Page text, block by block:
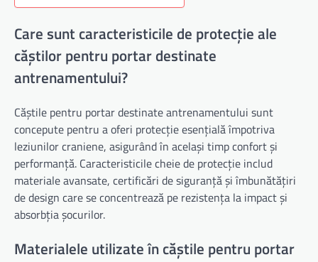
Care sunt caracteristicile de protecție ale
căștilor pentru portar destinate
antrenamentului?
Căștile pentru portar destinate antrenamentului sunt
concepute pentru a oferi protecție esențială împotriva
leziunilor craniene, asigurând în același timp confort și
performanță. Caracteristicile cheie de protecție includ
materiale avansate, certificări de siguranță și îmbunătățiri
de design care se concentrează pe rezistența la impact și
absorbția șocurilor.
Materialele utilizate în căștile pentru portar